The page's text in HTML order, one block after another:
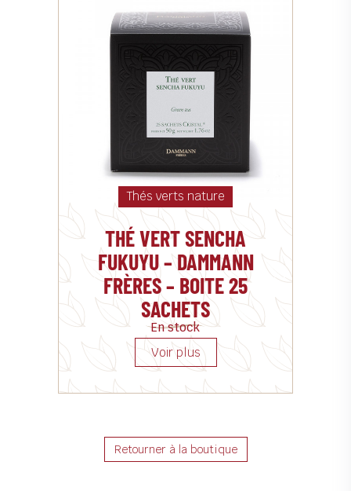
Thés verts nature
THÉ VERT SENCHA
FUKUYU – DAMMANN
FRÈRES – BOITE 25
SACHETS
En stock
Retourner à la boutique